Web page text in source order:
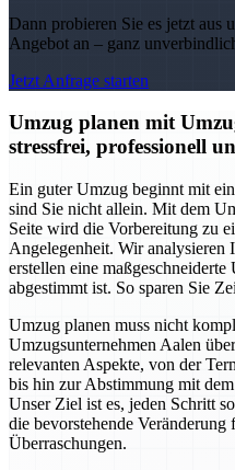
Dann probieren Sie es jetzt aus
Angebot an – ganz
Jetzt Anfrage starten
Umzug planen mit
stressfrei, professionell
Ein guter Umzug beginnt mit
sind Sie nicht allein. Mit dem
Seite wird die Vorbereitung zu
Angelegenheit. Wir analysieren
erstellen eine
abgestimmt ist. So sparen Sie
Umzug planen muss nicht
Umzugsunternehmen Aalen
relevanten Aspekte, von der
bis hin zur Abstimmung mit
Unser Ziel ist es, jeden Schritt
die bevorstehende Veränderung
Überraschungen.